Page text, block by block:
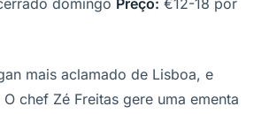
domingo Preço: €12-18 por
mais aclamado de Lisboa, e
chef Zé Freitas gere uma ementa